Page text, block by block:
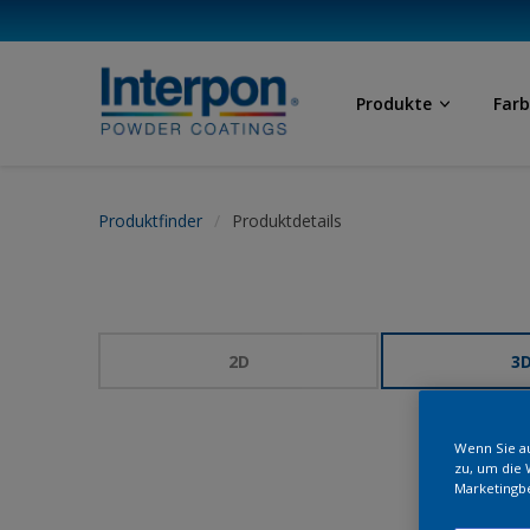
Produkte
Produktfinder Produktdetails
2D 3D
Wenn Sie
zu, um die